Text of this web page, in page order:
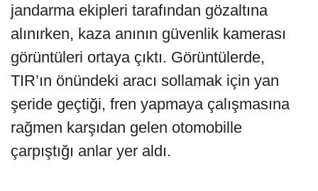
jandarma ekipleri tarafından gözaltına
alınırken, kaza anının güvenlik kamerası
görüntüleri ortaya çıktı. Görüntülerde,
TIR’ın önündeki aracı sollamak için yan
şeride geçtiği, fren yapmaya çalışmasına
rağmen karşıdan gelen otomobille
çarpıştığı anlar yer aldı.